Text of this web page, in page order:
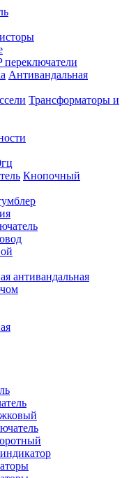
переключатели
Антивандальная
Трансформаторы и
Кнопочный
антивандальная